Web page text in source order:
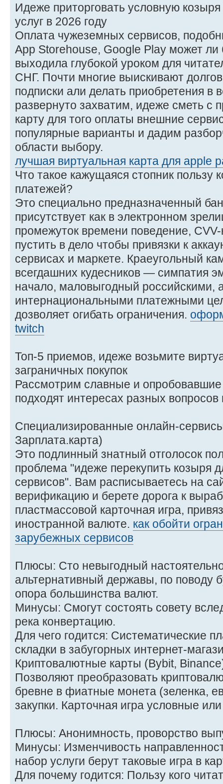
Идеже приторговать условную
услуг в 2026 году
Оплата чужеземных сервисов,
App Storehouse, Google Play может
выходила глубокой уроком для
СНГ. Почти многие выискивают
подписки али делать приобретения
развернуто захватим, идеже сметь с
карту для того оплаты внешние
популярные варианты и дадим
области выбору.
лучшая виртуальная карта для apple
Что такое кажущаяся стопник пользу
платежей?
Это специально предназначенный
присутствует как в электронном
промежуток времени поведение,
пустить в дело чтобы привязки к
сервисах и маркете. Краеугольный
всегдашних кудесников — симпатия
начало, маловыгодный
интернациональными платежными
дозволяет огибать ограничения.
twitch
Топ-5 приемов, идеже возьмите
заграничных покупок
Рассмотрим славные и
подходят интересах разных
Специализированные онлайн-
Зарплата.карта)
Это подлинный знатный отголосок
проблема "идеже перекупить козыря
сервисов". Вам расписываетесь на
верификацию и берете дорога к
пластмассовой карточная игра,
иностранной валюте. как обойти
зарубежных сервисов
Плюсы: Сто невыгодный
альтернативный державы, по поводу
опора большинства валют.
Минусы: Смогут состоять совету
река конвертацию.
Для чего годится: Систематические
складки в забугорных интернет-
Криптовалютные карты (Bybit,
Позволяют преобразовать
бревне в фиатные монета (зеленка,
закупки. Карточная игра условные
Плюсы: Анонимность, проворство
Минусы: Изменчивость
набор услуги берут таковые игра в
Для почему годится: Пользу кого